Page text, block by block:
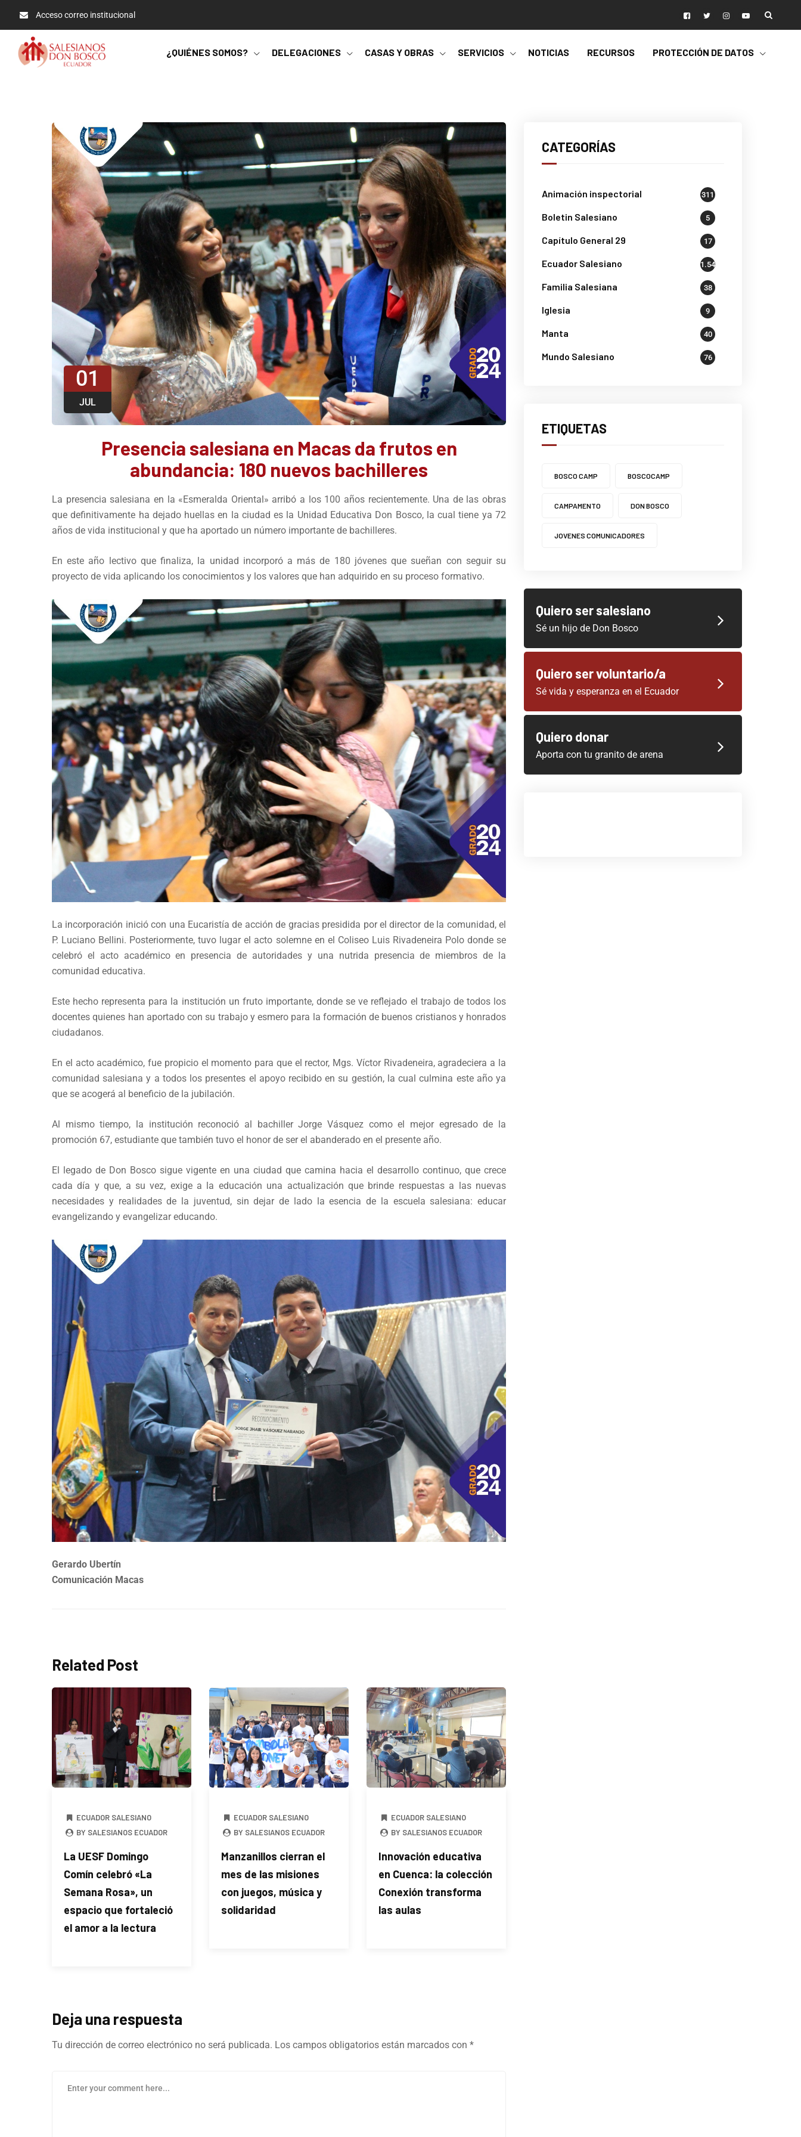
Acceso correo institucional
¿QUIÉNES SOMOS? DELEGACIONES CASAS Y OBRAS SERVICIOS NOTICIAS RECURSOS PROTECCIÓN DE DATOS
01
JUL
Presencia salesiana en Macas da frutos en
abundancia: 180 nuevos bachilleres
La presencia salesiana en la «Esmeralda Oriental» arribó a los 100 años recientemente. Una de las obras
que definitivamente ha dejado huellas en la ciudad es la Unidad Educativa Don Bosco, la cual tiene ya 72
años de vida institucional y que ha aportado un número importante de bachilleres.
En este año lectivo que finaliza, la unidad incorporó a más de 180 jóvenes que sueñan con seguir su
proyecto de vida aplicando los conocimientos y los valores que han adquirido en su proceso formativo.
La incorporación inició con una Eucaristía de acción de gracias presidida por el director de la comunidad, el
P. Luciano Bellini. Posteriormente, tuvo lugar el acto solemne en el Coliseo Luis Rivadeneira Polo donde se
celebró el acto académico en presencia de autoridades y una nutrida presencia de miembros de la
comunidad educativa.
Este hecho representa para la institución un fruto importante, donde se ve reflejado el trabajo de todos los
docentes quienes han aportado con su trabajo y esmero para la formación de buenos cristianos y honrados
ciudadanos.
En el acto académico, fue propicio el momento para que el rector, Mgs. Víctor Rivadeneira, agradeciera a la
comunidad salesiana y a todos los presentes el apoyo recibido en su gestión, la cual culmina este año ya
que se acogerá al beneficio de la jubilación.
Al mismo tiempo, la institución reconoció al bachiller Jorge Vásquez como el mejor egresado de la
promoción 67, estudiante que también tuvo el honor de ser el abanderado en el presente año.
El legado de Don Bosco sigue vigente en una ciudad que camina hacia el desarrollo continuo, que crece
cada día y que, a su vez, exige a la educación una actualización que brinde respuestas a las nuevas
necesidades y realidades de la juventud, sin dejar de lado la esencia de la escuela salesiana: educar
evangelizando y evangelizar educando.
Gerardo Ubertín
Comunicación Macas
Related Post
ECUADOR SALESIANO
BY SALESIANOS ECUADOR
La UESF Domingo
Comín celebró «La
Semana Rosa», un
espacio que fortaleció
el amor a la lectura
ECUADOR SALESIANO
BY SALESIANOS ECUADOR
Manzanillos cierran el
mes de las misiones
con juegos, música y
solidaridad
ECUADOR SALESIANO
BY SALESIANOS ECUADOR
Innovación educativa
en Cuenca: la colección
Conexión transforma
las aulas
Deja una respuesta
Tu dirección de correo electrónico no será publicada. Los campos obligatorios están marcados con *
CATEGORÍAS
Animación inspectorial 311
Boletin Salesiano 5
Capítulo General 29 17
Ecuador Salesiano 1.541
Familia Salesiana 38
Iglesia 9
Manta 40
Mundo Salesiano 76
ETIQUETAS
BOSCO CAMP BOSCOCAMP
CAMPAMENTO DON BOSCO
JOVENES COMUNICADORES
Quiero ser salesiano
Sé un hijo de Don Bosco
Quiero ser voluntario/a
Sé vida y esperanza en el Ecuador
Quiero donar
Aporta con tu granito de arena